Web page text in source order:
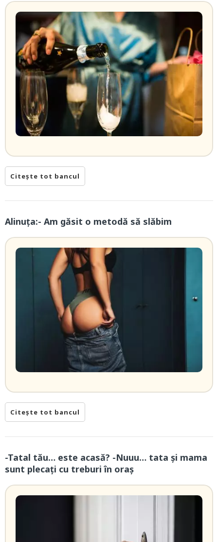
Citește tot bancul
Alinuța:- Am găsit o metodă să slăbim
Citește tot bancul
-Tatal tău… este acasă? -Nuuu… tata și mama
sunt plecați cu treburi în oraș